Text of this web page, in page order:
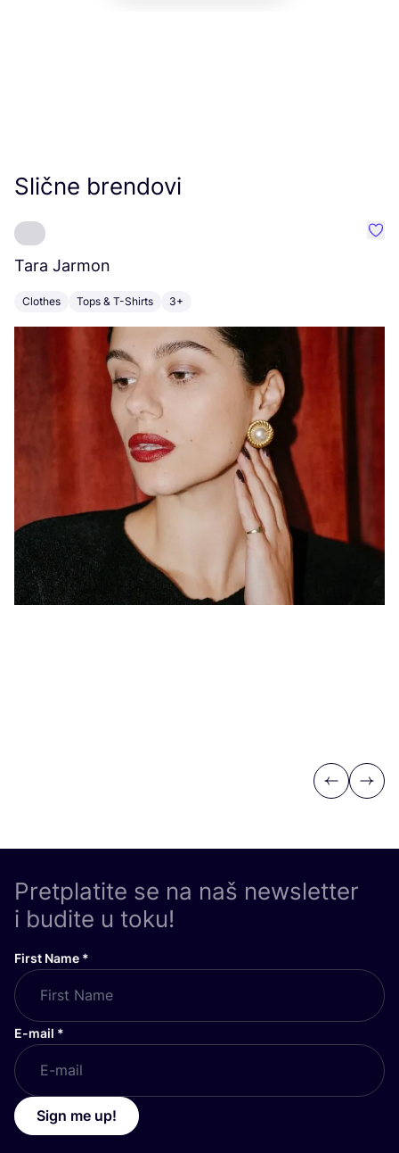
Slične brendovi
Tara Jarmon
Clothes Tops & T-Shirts 3+
Previous
Next
Pretplatite se na naš newsletter
i budite u toku!
First Name *
E-mail *
Sign me up!